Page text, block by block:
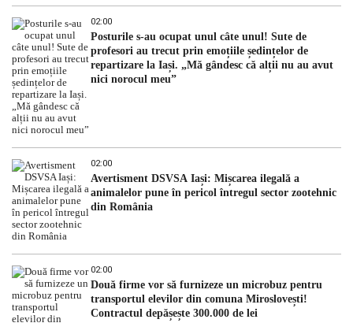
02:00
Posturile s-au ocupat unul câte unul! Sute de
profesori au trecut prin emoțiile ședințelor de
repartizare la Iași. „Mă gândesc că alții nu au avut
nici norocul meu”
02:00
Avertisment DSVSA Iași: Mișcarea ilegală a
animalelor pune în pericol întregul sector zootehnic
din România
02:00
Două firme vor să furnizeze un microbuz pentru
transportul elevilor din comuna Miroslovești!
Contractul depășește 300.000 de lei